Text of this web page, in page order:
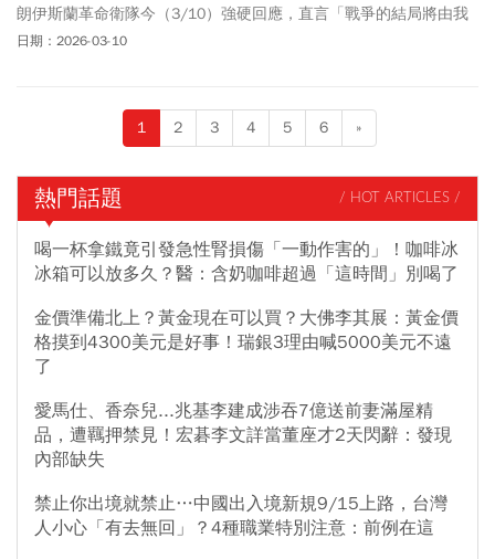
朗伊斯蘭革命衛隊今（3/10）強硬回應，直言「戰爭的結局將由我
們決定，美軍無法結束這場戰爭。」伊朗並放話，如果美國與以色
美國及以色列斷絕外交關係，將可獲得在荷姆茲海峽自由通行的權
利。對此，川普在真實社群（Truth Social）發文警告，如果伊朗採
烈20倍的攻勢加倍奉還。此外，還將摧毀那些輕而易舉就能消滅的
目標，使伊朗幾乎不可能再重建為一個國家，死亡、火焰與憤怒將
降臨在他們（伊朗）身上。川普表示，「但我還是希望並祈禱這一
切不會發生！」接著他再點名中國，說這是美國送給中國以及所有
的重視與感謝。
日期：2026-03-10
1 2 3 4 5 6 »
熱門話題 / HOT ARTICLES /
喝一杯拿鐵竟引發急性腎損傷「一動作害的」！咖啡冰
冰箱可以放多久？醫：含奶咖啡超過「這時間」別喝了
金價準備北上？黃金現在可以買？大佛李其展：黃金價
格摸到4300美元是好事！瑞銀3理由喊5000美元不遠
了
愛馬仕、香奈兒...兆基李建成涉吞7億送前妻滿屋精
品，遭羈押禁見！宏碁李文詳當董座才2天閃辭：發現
內部缺失
禁止你出境就禁止…中國出入境新規9/15上路，台灣
人小心「有去無回」？4種職業特別注意：前例在這